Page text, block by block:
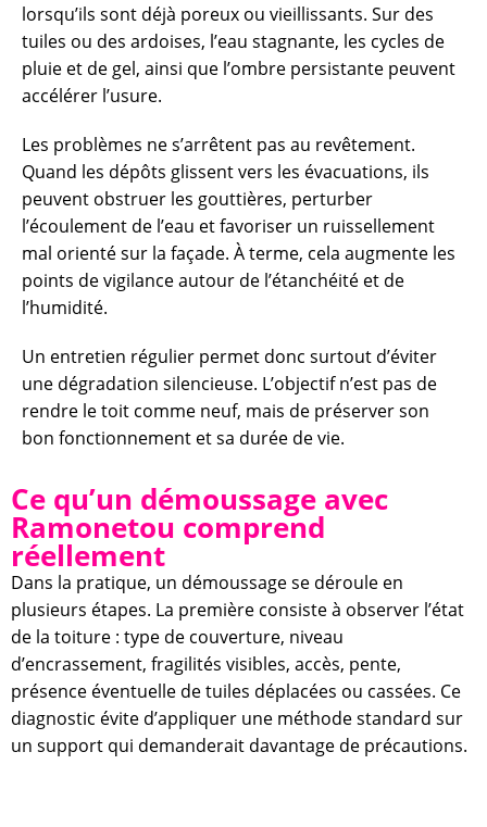
lorsqu’ils sont déjà poreux ou vieillissants. Sur des
tuiles ou des ardoises, l’eau stagnante, les cycles de
pluie et de gel, ainsi que l’ombre persistante peuvent
accélérer l’usure.
Les problèmes ne s’arrêtent pas au revêtement.
Quand les dépôts glissent vers les évacuations, ils
peuvent obstruer les gouttières, perturber
l’écoulement de l’eau et favoriser un ruissellement
mal orienté sur la façade. À terme, cela augmente les
points de vigilance autour de l’étanchéité et de
l’humidité.
Un entretien régulier permet donc surtout d’éviter
une dégradation silencieuse. L’objectif n’est pas de
rendre le toit comme neuf, mais de préserver son
bon fonctionnement et sa durée de vie.
Ce qu’un démoussage avec
Ramonetou comprend
réellement
Dans la pratique, un démoussage se déroule en
plusieurs étapes. La première consiste à observer l’état
de la toiture : type de couverture, niveau
d’encrassement, fragilités visibles, accès, pente,
présence éventuelle de tuiles déplacées ou cassées. Ce
diagnostic évite d’appliquer une méthode standard sur
un support qui demanderait davantage de précautions.